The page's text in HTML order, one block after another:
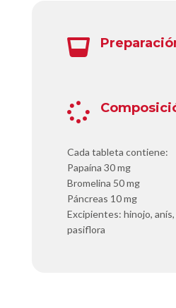


Cada tableta contiene:
Papaína 30 mg
Bromelina 50 mg
Páncreas 10 mg
Excipientes: hinojo,
pasiflora